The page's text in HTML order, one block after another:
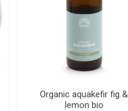
Organic aquakefir fig &
lemon bio